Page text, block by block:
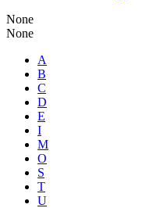
None
None
A
B
C
D
E
I
M
O
S
T
U